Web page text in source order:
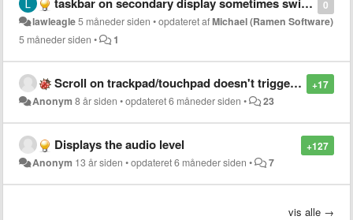
0
lawleagle5 måneder siden •opdateret afMichael (Ramen Software)
5 måneder siden • 1
+17
Scroll on trackpad/touchpad doesn't trigger mouse wheel options
Anonym 8 år siden •opdateret6 måneder siden • 23
+127
Displays the audio level
Anonym 13 år siden •opdateret6 måneder siden • 7
vis alle →